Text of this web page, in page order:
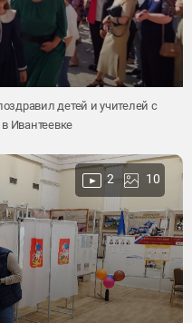
детей и учителей с
Ивантеевке
2 10